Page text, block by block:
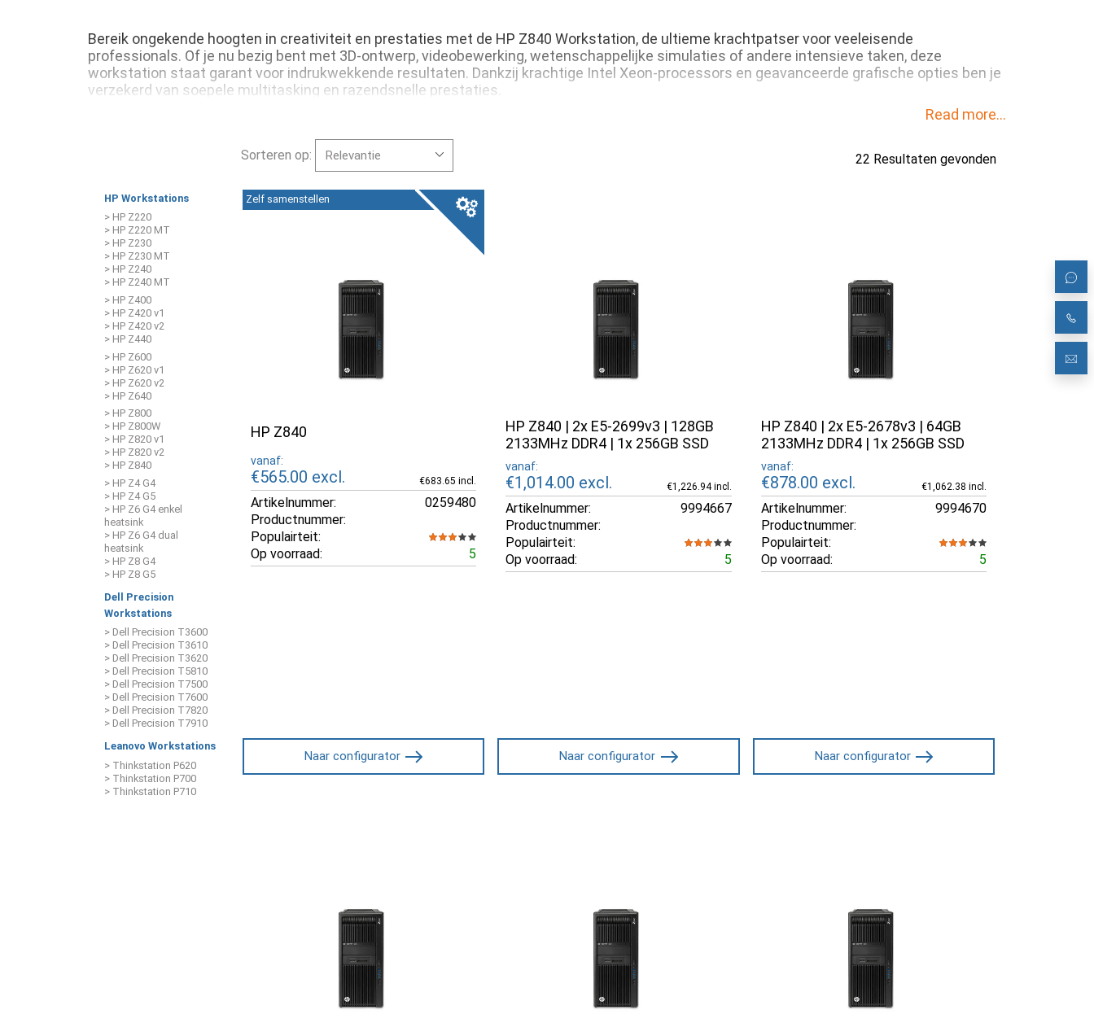
Bereik ongekende hoogten in creativiteit en prestaties met de HP Z840 Workstation, de ultieme krachtpatser voor veeleisende
professionals. Of je nu bezig bent met 3D-ontwerp, videobewerking, wetenschappelijke simulaties of andere intensieve taken, deze
workstation staat garant voor indrukwekkende resultaten. Dankzij krachtige Intel Xeon-processors en geavanceerde grafische opties ben je
verzekerd van soepele multitasking en razendsnelle prestaties.
Read more...
HP Workstations
> HP Z220
> HP Z220 MT
> HP Z230
> HP Z230 MT
> HP Z240
> HP Z240 MT
> HP Z400
> HP Z420 v1
> HP Z420 v2
> HP Z440
> HP Z600
> HP Z620 v1
> HP Z620 v2
> HP Z640
> HP Z800
> HP Z800W
> HP Z820 v1
> HP Z820 v2
> HP Z840
> HP Z4 G4
> HP Z4 G5
> HP Z6 G4 enkel
heatsink
> HP Z6 G4 dual
heatsink
> HP Z8 G4
> HP Z8 G5
Dell Precision
Workstations
> Dell Precision T3600
> Dell Precision T3610
> Dell Precision T3620
> Dell Precision T5810
> Dell Precision T7500
> Dell Precision T7600
> Dell Precision T7820
> Dell Precision T7910
Leanovo Workstations
> Thinkstation P620
> Thinkstation P700
> Thinkstation P710
Sorteren op: 22 Resultaten gevonden
HP Z840
vanaf:
€565.00 excl. €683.65 incl.
Artikelnummer:
0259480
Productnummer:
Populairteit:
Op voorraad:
5
Zelf samenstellen
Naar configurator
HP Z840 | 2x E5-2699v3 | 128GB
2133MHz DDR4 | 1x 256GB SSD
vanaf:
€1,014.00 excl. €1,226.94 incl.
Artikelnummer:
9994667
Productnummer:
Populairteit:
Op voorraad:
5
Naar configurator
HP Z840 | 2x E5-2678v3 | 64GB
2133MHz DDR4 | 1x 256GB SSD
vanaf:
€878.00 excl. €1,062.38 incl.
Artikelnummer:
9994670
Productnummer:
Populairteit:
Op voorraad:
5
Naar configurator